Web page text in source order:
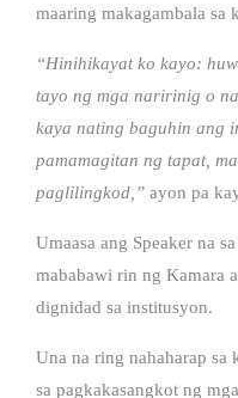
maaring makagambala sa
“Hinihikayat ko kayo:
tayo ng mga naririnig o
kaya nating baguhin ang
pamamagitan ng tapat,
paglilingkod,” ayon pa
Umaasa ang Speaker na
mababawi rin ng Kamara
dignidad sa institusyon.
Una na ring nahaharap sa
sa pagkakasangkot ng